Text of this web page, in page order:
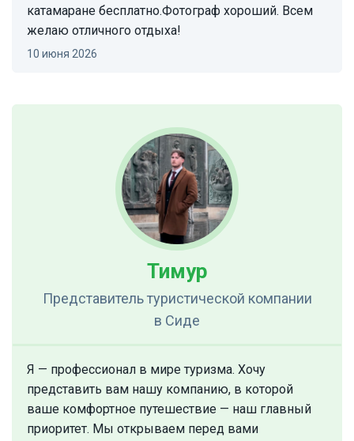
катамаране бесплатно.Фотограф хороший. Всем
желаю отличного отдыха!
10 июня 2026
Тимур
Представитель туристической компании
в Сиде
Я — профессионал в мире туризма. Хочу
представить вам нашу компанию, в которой
ваше комфортное путешествие — наш главный
приоритет. Мы открываем перед вами